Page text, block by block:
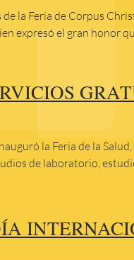
la Feria de Corpus
expresó el gran honor
la Feria de la
de laboratorio,